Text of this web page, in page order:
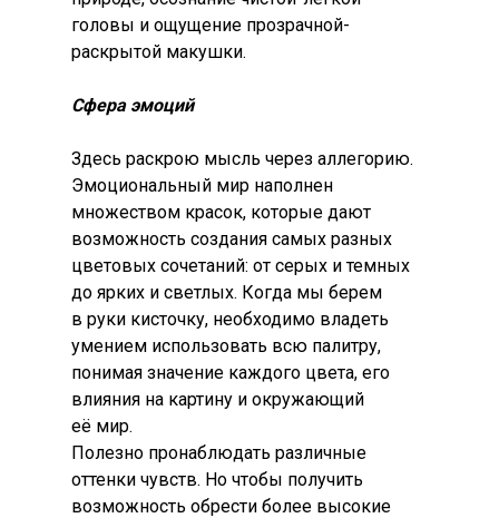
головы и ощущение прозрачной-
раскрытой макушки.
Сфера эмоций
Здесь раскрою мысль через аллегорию.
Эмоциональный мир наполнен
множеством красок, которые дают
возможность создания самых разных
цветовых сочетаний: от серых и темных
до ярких и светлых. Когда мы берем
в руки кисточку, необходимо владеть
умением использовать всю палитру,
понимая значение каждого цвета, его
влияния на картину и окружающий
её мир.
Полезно пронаблюдать различные
оттенки чувств. Но чтобы получить
возможность обрести более высокие